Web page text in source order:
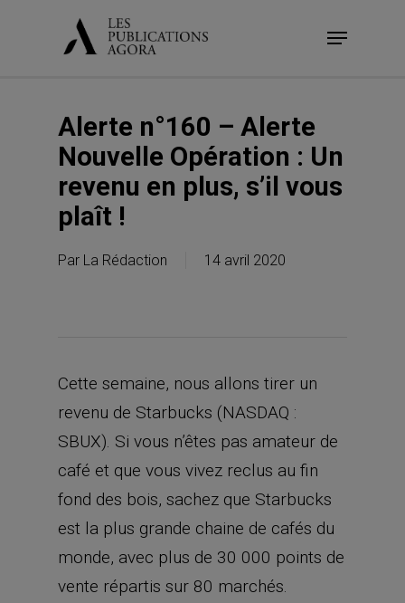
Menu
Alerte n°160 – Alerte
Nouvelle Opération : Un
revenu en plus, s’il vous
plaît !
Par La Rédaction 14 avril 2020
Cette semaine, nous allons tirer un
revenu de Starbucks (NASDAQ :
SBUX). Si vous n’êtes pas amateur de
café et que vous vivez reclus au fin
fond des bois, sachez que Starbucks
est la plus grande chaine de cafés du
monde, avec plus de 30 000 points de
vente répartis sur 80 marchés.